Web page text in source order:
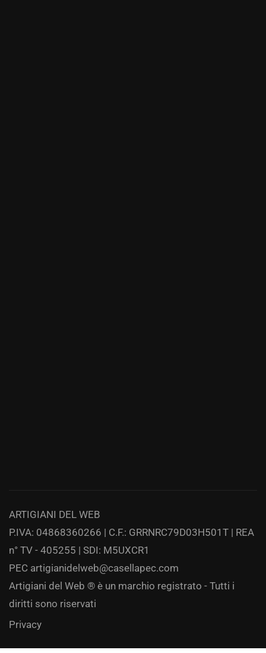
ARTIGIANI DEL WEB
P.IVA: 04868360266 | C.F.: GRRNRC79D03H501T | REA
n° TV - 405255 | SDI: M5UXCR1
PEC artigianidelweb@casellapec.com
Artigiani del Web ® è un marchio registrato - Tutti i
diritti sono riservati
Privacy